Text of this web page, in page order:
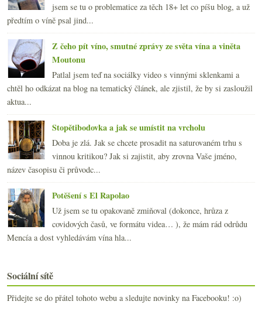
jsem se tu o problematice za těch 18+ let co píšu blog, a už
předtím o víně psal jind...
Z čeho pít víno, smutné zprávy ze světa vína a viněta
Moutonu
Patlal jsem teď na sociálky video s vinnými sklenkami a
chtěl ho odkázat na blog na tematický článek, ale zjistil, že by si zasloužil
aktua...
Stopětibodovka a jak se umístit na vrcholu
Doba je zlá. Jak se chcete prosadit na saturovaném trhu s
vinnou kritikou? Jak si zajistit, aby zrovna Vaše jméno,
název časopisu či průvodc...
Potěšení s El Rapolao
Už jsem se tu opakovaně zmiňoval (dokonce, hrůza z
covidových časů, ve formátu videa… ), že mám rád odrůdu
Mencía a dost vyhledávám vína hla...
Sociální sítě
Přidejte se do přátel tohoto webu a sledujte novinky na Facebooku! :o)